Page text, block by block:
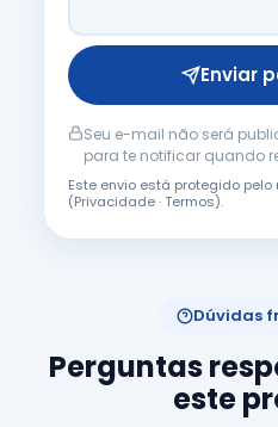
Enviar
Seu e-mail não será
para te notificar quando
Este envio está protegido pelo
(Privacidade·Termos).
Dúvidas
Perguntas
este